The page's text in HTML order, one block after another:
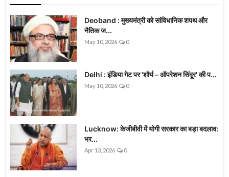
Deoband : मुख्यमंत्री को सांविधानिक शपथ और
नैतिक ज...
May 10, 2026 0
Delhi : इंडिया गेट पर 'शौर्य – ऑपरेशन सिंदूर' की प...
May 10, 2026 0
Lucknow: केजीबीवी में योगी सरकार का बड़ा बदलाव:
भर...
Apr 13, 2026 0